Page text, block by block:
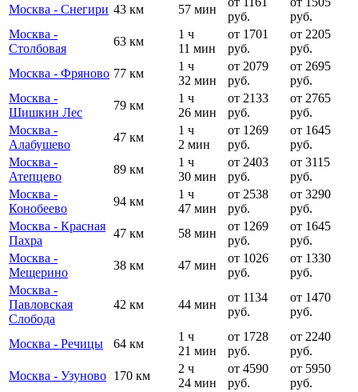
Москва - Снегири 43 км 57 мин
руб.
руб.
Москва -
Столбовая
63 км
1 ч
11 мин
от 1701
руб.
от 2205
руб.
Москва - Фряново 77 км
1 ч
32 мин
от 2079
руб.
от 2695
руб.
Москва -
Шишкин Лес
79 км
1 ч
26 мин
от 2133
руб.
от 2765
руб.
Москва -
Алабушево
47 км
1 ч
2 мин
от 1269
руб.
от 1645
руб.
Москва -
Атепцево
89 км
1 ч
30 мин
от 2403
руб.
от 3115
руб.
Москва -
Конобеево
94 км
1 ч
47 мин
от 2538
руб.
от 3290
руб.
Москва - Красная
Пахра
47 км 58 мин
от 1269
руб.
от 1645
руб.
Москва -
Мещерино
38 км 47 мин
от 1026
руб.
от 1330
руб.
Москва -
Павловская
Слобода
42 км 44 мин
от 1134
руб.
от 1470
руб.
Москва - Речицы 64 км
1 ч
21 мин
от 1728
руб.
от 2240
руб.
Москва - Узуново 170 км
2 ч
24 мин
от 4590
руб.
от 5950
руб.